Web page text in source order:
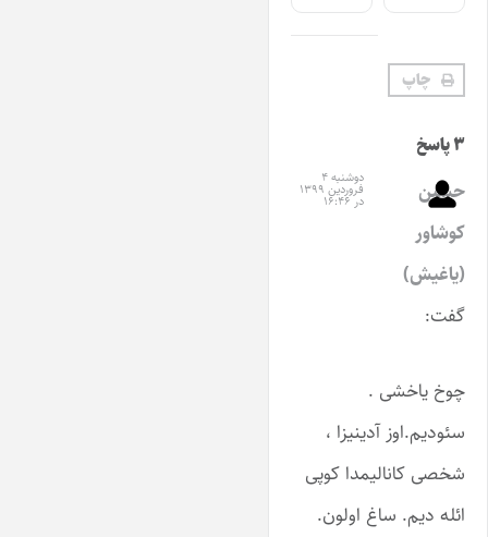
چاپ
۳ پاسخ
حسین
کوشاور
(یاغیش)
گفت:
دوشنبه ۴
فروردین ۱۳۹۹
در ۱۶:۴۶
چوخ یاخشی .
سئودیم.اوز آدینیزا ،
شخصی کانالیمدا کوپی
ائله دیم. ساغ اولون.